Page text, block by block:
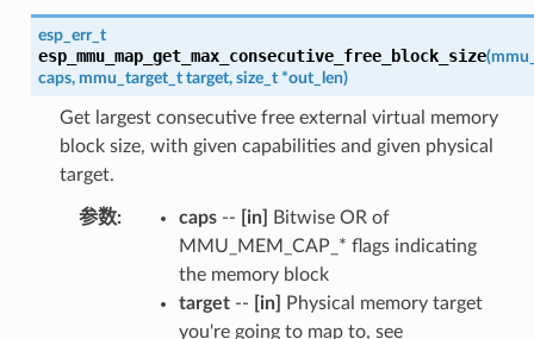
esp_err_t
esp_mmu_map_get_max_consecutive_free_block_size(
caps, mmu_target_t target, size_t *out_len)
Get largest consecutive free external virtual memory
block size, with given capabilities and given physical
target.
参数: caps-- [in]
Bitwise OR of
MMU_MEM_CAP_* flags indicating
the memory block
target-- [in]
Physical memory target
you're going to map to, see